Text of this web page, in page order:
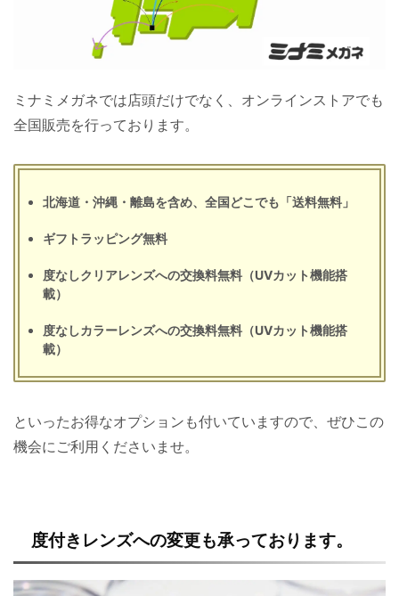
ミナミメガネでは店頭だけでなく、オンラインストアでも
全国販売を行っております。
北海道・沖縄・離島を含め、全国どこでも「送料無料」
ギフトラッピング無料
度なしクリアレンズへの交換料無料（UVカット機能搭
載）
度なしカラーレンズへの交換料無料（UVカット機能搭
載）
といったお得なオプションも付いていますので、ぜひこの
機会にご利用くださいませ。
度付きレンズへの変更も承っております。